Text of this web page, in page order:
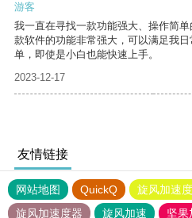
游客
我一直在寻找一款功能强大、操作简
款软件的功能非常强大，可以满足我
单，即使是小白也能快速上手。
2023-12-17
友情链接
网站地图 QuickQ 旋风加速
旋风加速度器
旋风加速 坚果